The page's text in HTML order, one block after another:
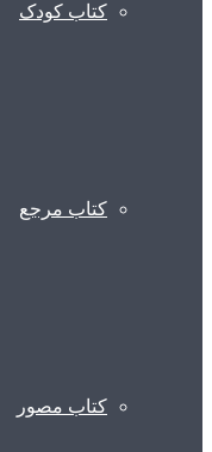
کتاب کودک
کتاب مرجع
کتاب مصور